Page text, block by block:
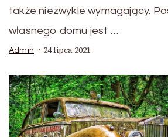
także niezwykle wymagający.
własnego domu jest …
Admin 24 lipca 2021